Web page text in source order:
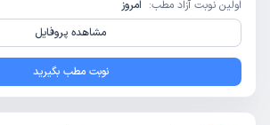
اولین نوبت آزاد مطب: امروز
مشاهده پروفایل
نوبت مطب بگیرید